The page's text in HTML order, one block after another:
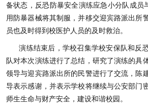
备状态，反恐防暴安全演练应急小分队成员
用防暴器械将其制服，并移交迎宾路派出所
员也及时得到校医护人员的及时救治。
演练结束后，学校召集学校安保队和反
队对本次演练进行了总结，研究了演练的具
领导与迎宾路派出所的民警进行了交流，陈
导表示感谢，并表示学校将继续与公安部门
师生生命与财产安全，建设和谐校园。